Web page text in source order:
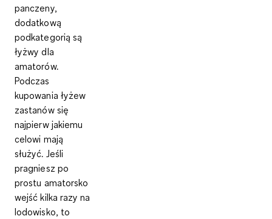
panczeny,
dodatkową
podkategorią są
łyżwy dla
amatorów.
Podczas
kupowania łyżew
zastanów się
najpierw jakiemu
celowi mają
służyć. Jeśli
pragniesz po
prostu amatorsko
wejść kilka razy na
lodowisko, to